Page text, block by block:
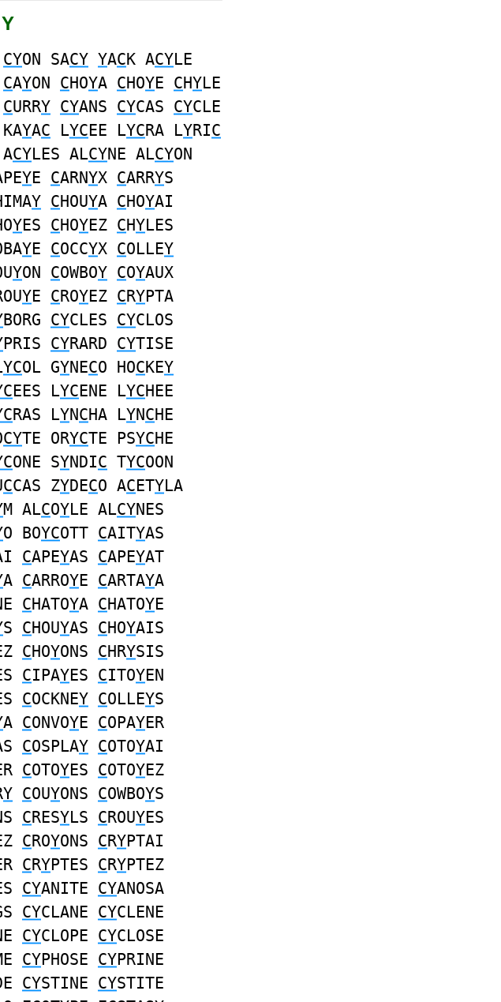
CYON SACY YACK ACYLE
CAYON CHOYA CHOYE CHYLE
CURRY CYANS CYCAS CYCLE
KAYAC LYCEE LYCRA LYRIC
CYLES ALCYNE ALCYON
YE CARNYX CARRYS
Y CHOUYA CHOYAI
YES CHOYEZ CHYLES
YE COCCYX COLLEY
YON COWBOY COYAUX
YE CROYEZ CRYPTA
BORG CYCLES CYCLOS
PRIS CYRARD CYTISE
YCOL GYNECO HOCKEY
EES LYCENE LYCHEE
RAS LYNCHA LYNCHE
CYTE ORYCTE PSYCHE
ONE SYNDIC TYCOON
CCAS ZYDECO ACETYLA
M ALCOYLE ALCYNES
O BOYCOTT CAITYAS
CAPEYAS CAPEYAT
A CARROYE CARTAYA
CHATOYA CHATOYE
S CHOUYAS CHOYAIS
CHOYONS CHRYSIS
CIPAYES CITOYEN
COCKNEY COLLEYS
A CONVOYE COPAYER
COSPLAY COTOYAI
COTOYES COTOYEZ
Y COUYONS COWBOYS
CRESYLS CROUYES
CROYONS CRYPTAI
CRYPTES CRYPTEZ
CYANITE CYANOSA
CYCLANE CYCLENE
CYCLOPE CYCLOSE
CYPHOSE CYPRINE
CYSTINE CYSTITE